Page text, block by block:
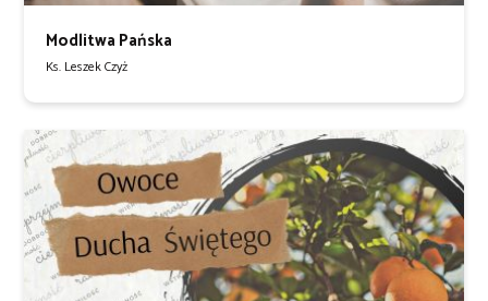
Modlitwa Pańska
Ks. Leszek Czyż